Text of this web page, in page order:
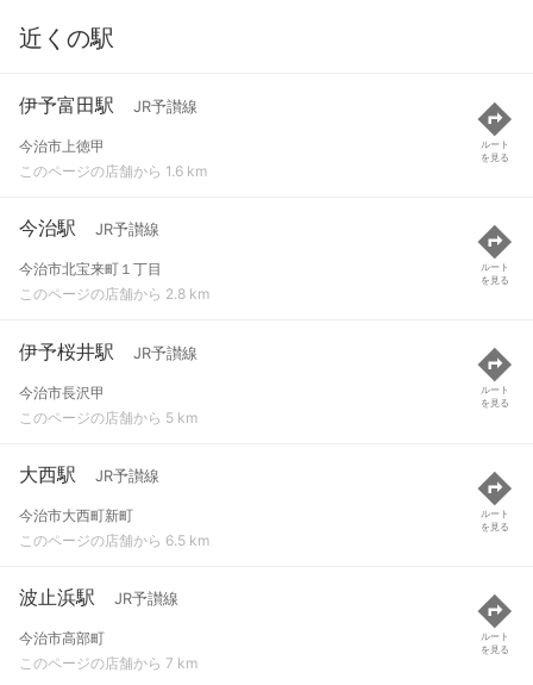
近くの駅
伊予富田駅 JR予讃線
今治市上徳甲
このページの店舗から 1.6 km
ルート
を見る
今治駅 JR予讃線
今治市北宝来町１丁目
このページの店舗から 2.8 km
ルート
を見る
伊予桜井駅 JR予讃線
今治市長沢甲
このページの店舗から 5 km
ルート
を見る
大西駅 JR予讃線
今治市大西町新町
このページの店舗から 6.5 km
ルート
を見る
波止浜駅 JR予讃線
今治市高部町
このページの店舗から 7 km
ルート
を見る